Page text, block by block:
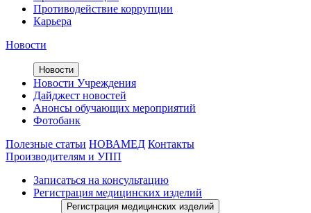
Противодействие коррупции
Карьера
Новости
Новости
Новости Учреждения
Дайджест новостей
Анонсы обучающих мероприятий
Фотобанк
Полезные статьи НОВАМЕД Контакты
Производителям и УПП
Записаться на консультацию
Регистрация медицинских изделий
Регистрация медицинских изделий